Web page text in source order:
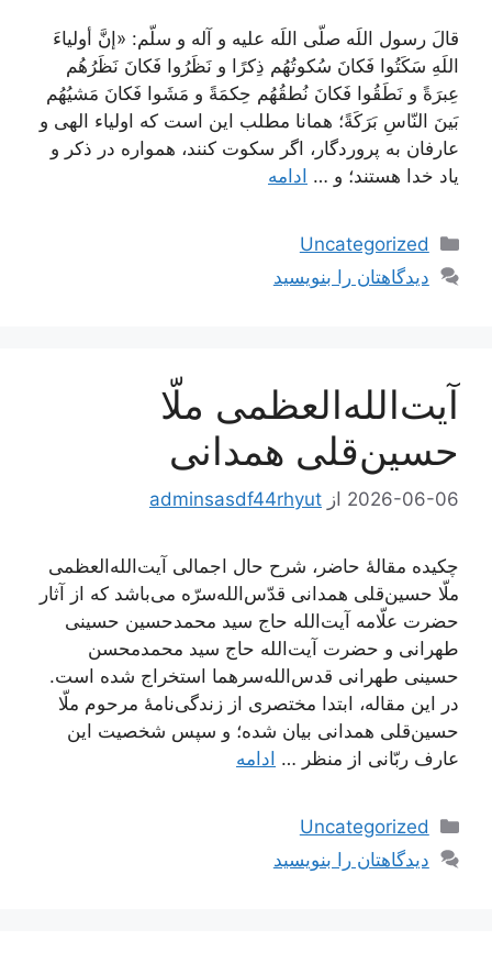
قالَ رسول اللَه صلّى اللَه عليه و آله و سلّم: «إنَّ أولياءَ
اللَهِ سَكَتُوا فَكانَ سُكوتُهُم ذِكرًا و نَظَرُوا فَكانَ نَظَرُهُم
عِبرَةً و نَطَقُوا فَكانَ نُطقُهُم حِكمَةً و مَشَوا فَكانَ مَشيُهُم
بَينَ النّاسِ بَرَكَةً؛ همانا مطلب اين است كه اولياء الهى و
عارفان به پروردگار، اگر سكوت كنند، همواره در ذكر و
ياد خدا هستند؛ و … ادامه
دسته‌ها
Uncategorized
دیدگاهتان را بنویسید
آیت‌الله‌العظمی ملّا
حسین‌قلی همدانی
2026-06-06 از adminsasdf44rhyut
چکیده مقالۀ حاضر، شرح حال اجمالی آیت‌الله‌العظمی
ملّا حسین‌قلی همدانی قدّس‌الله‌سرّه می‌باشد که از آثار
حضرت علّامه آیت‌الله حاج سید محمدحسین حسینی
طهرانی و حضرت آیت‌الله حاج سید محمدمحسن
حسینی طهرانی قدس‌الله‌سرهما استخراج شده است.
در این مقاله، ابتدا مختصری از زندگی‌نامۀ مرحوم ملّا
حسین‌قلی همدانی بیان شده؛ و سپس شخصیت این
عارف ربّانی از منظر … ادامه
دسته‌ها
Uncategorized
دیدگاهتان را بنویسید